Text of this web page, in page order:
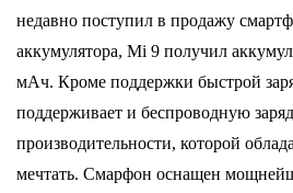
недавно поступил в продажу
аккумулятора, Mi 9 получил
мАч. Кроме поддержки быстрой
поддерживает и беспроводную
производительности, которой
мечтать. Смарфон оснащен